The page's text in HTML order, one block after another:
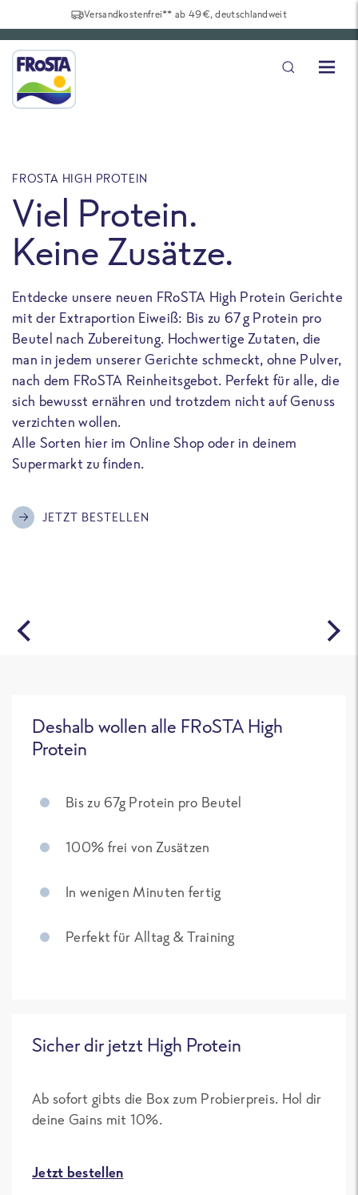
Versandkostenfrei** ab 49€, deutschlandweit
FROSTA HIGH PROTEIN
Viel Protein.
Keine Zusätze.
Entdecke unsere neuen FRoSTA High Protein Gerichte
mit der Extraportion Eiweiß: Bis zu 67 g Protein pro
Beutel nach Zubereitung. Hochwertige Zutaten, die
man in jedem unserer Gerichte schmeckt, ohne Pulver,
nach dem FRoSTA Reinheitsgebot. Perfekt für alle, die
sich bewusst ernähren und trotzdem nicht auf Genuss
verzichten wollen.
Alle Sorten hier im Online Shop oder in deinem
Supermarkt zu finden.
JETZT BESTELLEN
Deshalb wollen alle FRoSTA High
Protein
Bis zu 67g Protein pro Beutel
100% frei von Zusätzen
In wenigen Minuten fertig
Perfekt für Alltag & Training
Sicher dir jetzt High Protein
Ab sofort gibts die Box zum Probierpreis. Hol dir
deine Gains mit 10%.
Jetzt bestellen